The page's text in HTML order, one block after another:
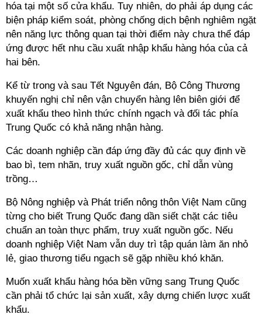
hóa tại một số cửa khẩu. Tuy nhiên, do phải áp dụng các
biện pháp kiểm soát, phòng chống dịch bệnh nghiêm ngặt
nên năng lực thông quan tại thời điểm này chưa thể đáp
ứng được hết nhu cầu xuất nhập khẩu hàng hóa của cả
hai bên.
Kể từ trong và sau Tết Nguyên đán, Bộ Công Thương
khuyến nghị chỉ nên vận chuyển hàng lên biên giới để
xuất khẩu theo hình thức chính ngạch và đối tác phía
Trung Quốc có khả năng nhận hàng.
Các doanh nghiệp cần đáp ứng đầy đủ các quy định về
bao bì, tem nhãn, truy xuất nguồn gốc, chỉ dẫn vùng
trồng…
Bộ Nông nghiệp và Phát triển nông thôn Việt Nam cũng
từng cho biết Trung Quốc đang dần siết chặt các tiêu
chuẩn an toàn thực phẩm, truy xuất nguồn gốc. Nếu
doanh nghiệp Việt Nam vẫn duy trì tập quán làm ăn nhỏ
lẻ, giao thương tiểu ngạch sẽ gặp nhiều khó khăn.
Muốn xuất khẩu hàng hóa bền vững sang Trung Quốc
cần phải tổ chức lại sản xuất, xây dựng chiến lược xuất
khẩu.